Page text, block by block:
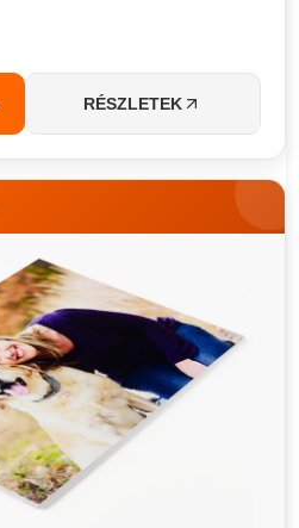
RÉSZLETEK